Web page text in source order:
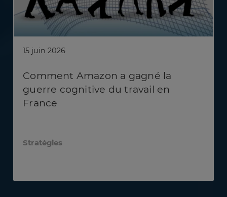
15 juin 2026
Comment Amazon a gagné la
guerre cognitive du travail en
France
Stratégies